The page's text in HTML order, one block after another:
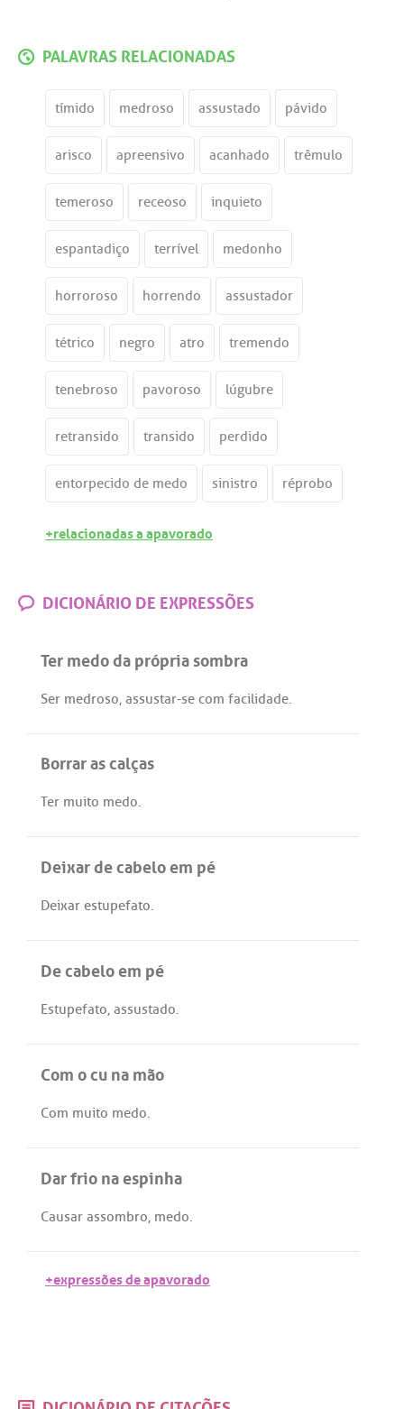
PALAVRAS RELACIONADAS
tímido medroso assustado pávido
arisco apreensivo acanhado trêmulo
temeroso receoso inquieto
espantadiço terrível medonho
horroroso horrendo assustador
tétrico negro atro tremendo
tenebroso pavoroso lúgubre
retransido transido perdido
entorpecido de medo sinistro réprobo
+relacionadas a apavorado
DICIONÁRIO DE EXPRESSÕES
Ter medo da própria sombra
Ser medroso, assustar-se com facilidade.
Borrar as calças
Ter muito medo.
Deixar de cabelo em pé
Deixar estupefato.
De cabelo em pé
Estupefato, assustado.
Com o cu na mão
Com muito medo.
Dar frio na espinha
Causar assombro, medo.
+expressões de apavorado